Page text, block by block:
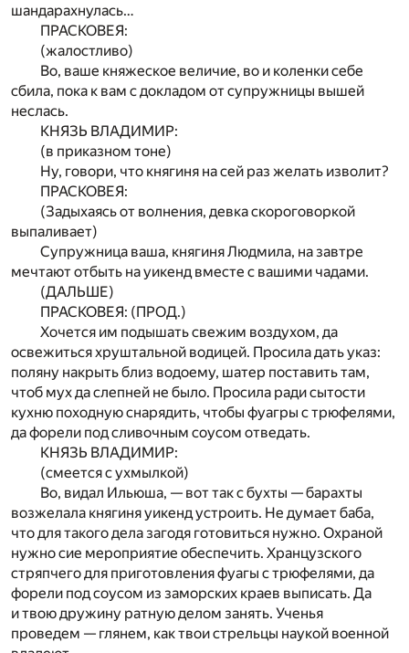
шандарахнулась…
ПРАСКОВЕЯ:
(жалостливо)
Во, ваше княжеское величие, во и коленки себе
сбила, пока к вам с докладом от супружницы вышей
неслась.
КНЯЗЬ ВЛАДИМИР:
(в приказном тоне)
Ну, говори, что княгиня на сей раз желать изволит?
ПРАСКОВЕЯ:
(Задыхаясь от волнения, девка скороговоркой
выпаливает)
Супружница ваша, княгиня Людмила, на завтре
мечтают отбыть на уикенд вместе с вашими чадами.
(ДАЛЬШЕ)
ПРАСКОВЕЯ: (ПРОД.)
Хочется им подышать свежим воздухом, да
освежиться хруштальной водицей. Просила дать указ:
поляну накрыть близ водоему, шатер поставить там,
чтоб мух да слепней не было. Просила ради сытости
кухню походную снарядить, чтобы фуагры с трюфелями,
да форели под сливочным соусом отведать.
КНЯЗЬ ВЛАДИМИР:
(смеется с ухмылкой)
Во, видал Ильюша, — вот так с бухты — барахты
возжелала княгиня уикенд устроить. Не думает баба,
что для такого дела загодя готовиться нужно. Охраной
нужно сие мероприятие обеспечить. Хранцузского
стряпчего для приготовления фуагы с трюфелями, да
форели под соусом из заморских краев выписать. Да
и твою дружину ратную делом занять. Ученья
проведем — глянем, как твои стрельцы наукой военной